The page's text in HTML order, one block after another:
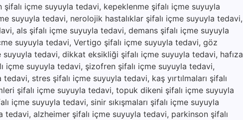
içme suyuyla tedavi, kepeklenme şifalı içme suyuyla
suyuyla tedavi, nerolojik hastalıklar şifalı içme suyuyla tedavi,
als şifalı içme suyuyla tedavi, demans şifalı içme suyuyla
suyuyla tedavi, Vertigo şifalı içme suyuyla tedavi, göz
suyuyla tedavi, dikkat eksikliği şifalı içme suyuyla tedavi, hafıza
içme suyuyla tedavi, şizofren şifalı içme suyuyla tedavi,
stres şifalı içme suyuyla tedavi, kaş yırtılmaları şifalı
şifalı içme suyuyla tedavi, topuk dikeni şifalı içme suyuyla
içme suyuyla tedavi, sinir sıkışmaları şifalı içme suyuyla
alzheimer şifalı içme suyuyla tedavi, parkinson şifalı